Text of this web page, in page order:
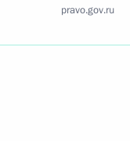
pravo.gov.ru